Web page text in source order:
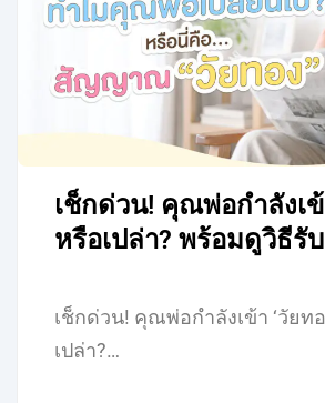
เช็กด่วน! คุณพ่อกำลังเข้
หรือเปล่า? พร้อมดูวิธีรั
เช็กด่วน! คุณพ่อกำลังเข้า ‘วัยทอ
เปล่า?…